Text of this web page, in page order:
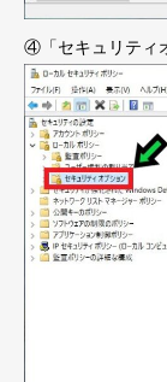
④「セキュリティ